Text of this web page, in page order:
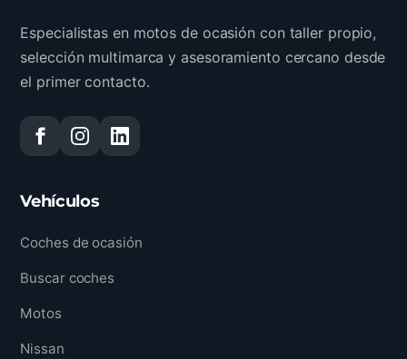
Especialistas en motos de ocasión con taller propio,
selección multimarca y asesoramiento cercano desde
el primer contacto.
Vehículos
Coches de ocasión
Buscar coches
Motos
Nissan